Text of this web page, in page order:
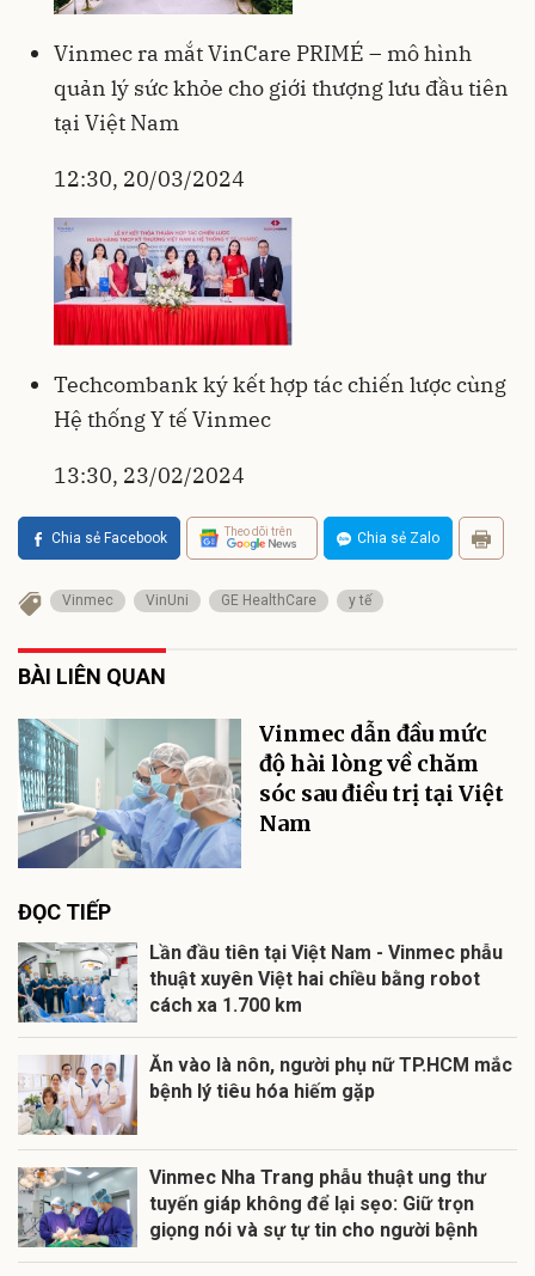
Vinmec ra mắt VinCare PRIMÉ – mô hình
quản lý sức khỏe cho giới thượng lưu đầu tiên
tại Việt Nam
12:30, 20/03/2024
Techcombank ký kết hợp tác chiến lược cùng
Hệ thống Y tế Vinmec
13:30, 23/02/2024
Chia sẻ Facebook Theo dõi trên Chia sẻ Zalo
Vinmec VinUni GE HealthCare y tế
BÀI LIÊN QUAN
Vinmec dẫn đầu mức
độ hài lòng về chăm
sóc sau điều trị tại Việt
Nam
ĐỌC TIẾP
Lần đầu tiên tại Việt Nam - Vinmec phẫu
thuật xuyên Việt hai chiều bằng robot
cách xa 1.700 km
Ăn vào là nôn, người phụ nữ TP.HCM mắc
bệnh lý tiêu hóa hiếm gặp
Vinmec Nha Trang phẫu thuật ung thư
tuyến giáp không để lại sẹo: Giữ trọn
giọng nói và sự tự tin cho người bệnh